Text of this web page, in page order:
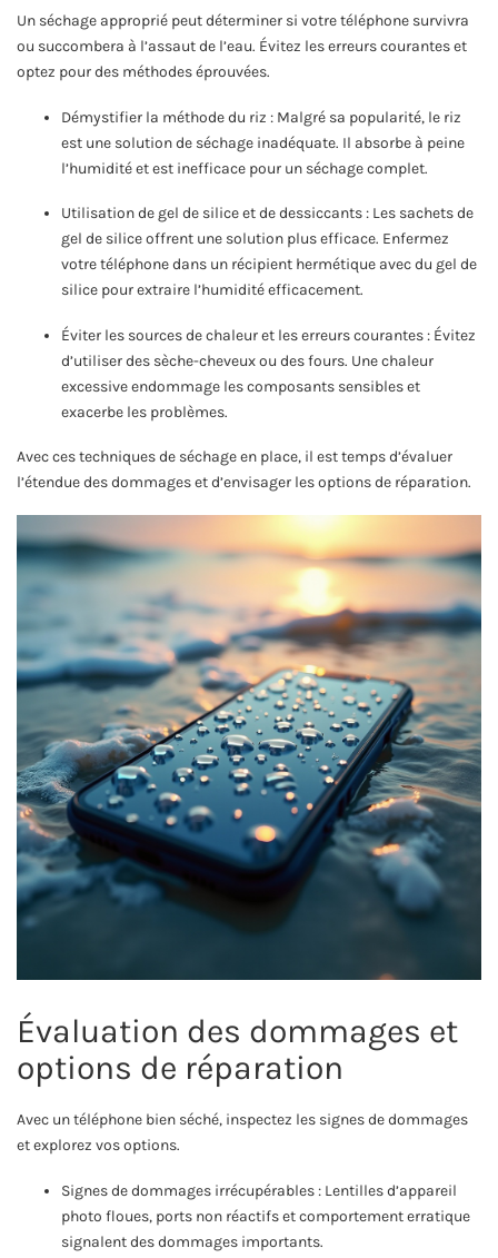
Un séchage approprié peut déterminer si votre téléphone survivra
ou succombera à l’assaut de l’eau. Évitez les erreurs courantes et
optez pour des méthodes éprouvées.
Démystifier la méthode du riz : Malgré sa popularité, le riz
est une solution de séchage inadéquate. Il absorbe à peine
l’humidité et est inefficace pour un séchage complet.
Utilisation de gel de silice et de dessiccants : Les sachets de
gel de silice offrent une solution plus efficace. Enfermez
votre téléphone dans un récipient hermétique avec du gel de
silice pour extraire l’humidité efficacement.
Éviter les sources de chaleur et les erreurs courantes : Évitez
d’utiliser des sèche-cheveux ou des fours. Une chaleur
excessive endommage les composants sensibles et
exacerbe les problèmes.
Avec ces techniques de séchage en place, il est temps d’évaluer
l’étendue des dommages et d’envisager les options de réparation.
Évaluation des dommages et
options de réparation
Avec un téléphone bien séché, inspectez les signes de dommages
et explorez vos options.
Signes de dommages irrécupérables : Lentilles d’appareil
photo floues, ports non réactifs et comportement erratique
signalent des dommages importants.